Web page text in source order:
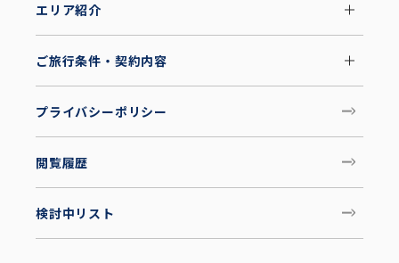
エリア紹介
ご旅行条件・契約内容
プライバシーポリシー
閲覧履歴
検討中リスト